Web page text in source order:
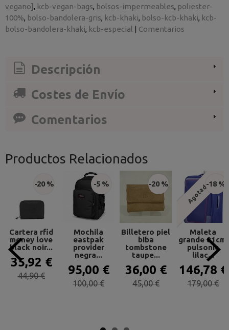
vegano]
kcb-vegan-bags bolsos-impermeables poliester-
100% bolso-bandolera-gris kcb-khaki bolso-kcb-khaki kcb-
bolso-bandolera-khaki kcb-especial | Comentarios
Descripción
Costes de Envío
Comentarios
Productos Relacionados
-20 %
Cartera rfid
money love
black noir...
35,92 €
44,90 €
-5 %
Mochila
eastpak
provider
negra...
95,00 €
100,00 €
-20 %
Billetero piel
biba
tombstone
taupe...
36,00 €
45,00 €
Agotado-18 %
Maleta
grande 81cm.
pulsonic
lilac...
146,78 €
179,00 €